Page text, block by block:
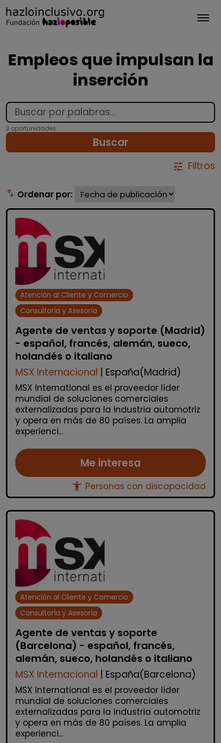
Empleos que impulsan la
inserción
3 oportunidades
Buscar
tune Filtros
swap_vert Ordenar por:
Atención al Cliente y Comercio
Consultoría y Asesoría
Agente de ventas y soporte (Madrid)
- español, francés, alemán, sueco,
holandés o italiano
MSX Internacional | España(Madrid)
MSX International es el proveedor líder
mundial de soluciones comerciales
externalizadas para la industria automotriz
y opera en más de 80 países. La amplia
experienci...
Me interesa
accessibility_new Personas con discapacidad
Atención al Cliente y Comercio
Consultoría y Asesoría
Agente de ventas y soporte
(Barcelona) - español, francés,
alemán, sueco, holandés o italiano
MSX Internacional | España(Barcelona)
MSX International es el proveedor líder
mundial de soluciones comerciales
externalizadas para la industria automotriz
y opera en más de 80 países. La amplia
experienci...